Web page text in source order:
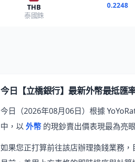
THB
泰國銖
0.2248
今日【立橋銀行】最新外幣最抵匯
今日（2026年08月06日）根據
中，以外幣 的現鈔賣出價表現最為亮眼
如果您正打算前往該店辦理換錢業務